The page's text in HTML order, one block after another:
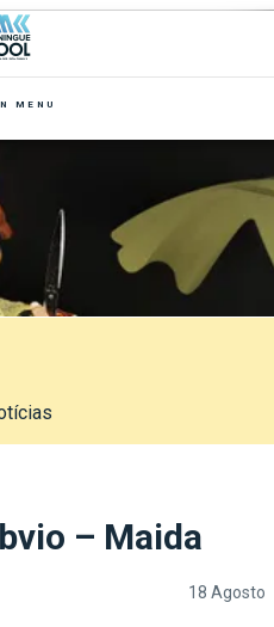
MENU
– Maida
18 Agosto